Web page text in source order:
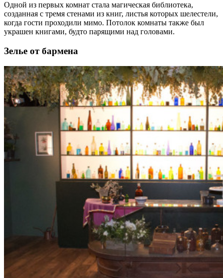
Одной из первых комнат стала магическая библиотека,
созданная с тремя стенами из книг, листья которых шелестели,
когда гости проходили мимо. Потолок комнаты также был
украшен книгами, будто парящими над головами.
Зелье от бармена